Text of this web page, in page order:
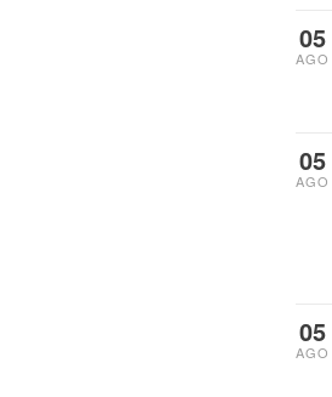
05
AGO
05
AGO
05
AGO